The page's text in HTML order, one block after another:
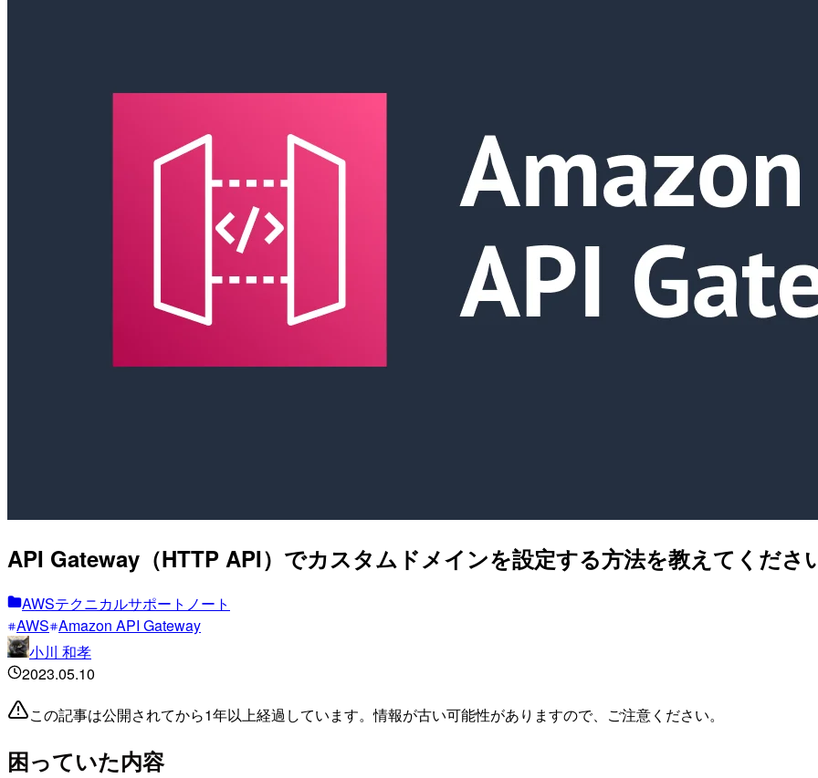
API Gateway（HTTP API）でカスタムドメインを設定する方法を教えてくださ
AWSテクニカルサポートノート
AWS Amazon API Gateway
小川 和孝
2023.05.10
この記事は公開されてから1年以上経過しています。情報が古い可能性がありますので、ご注意ください。
困っていた内容